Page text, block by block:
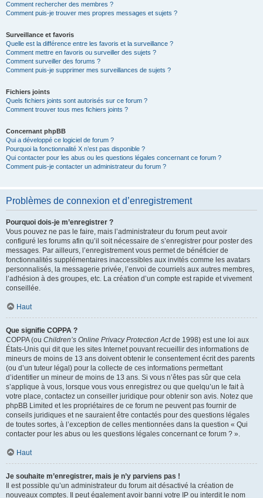
Comment rechercher des membres ?
Comment puis-je trouver mes propres messages et sujets ?
Surveillance et favoris
Quelle est la différence entre les favoris et la surveillance ?
Comment mettre en favoris ou surveiller des sujets ?
Comment surveiller des forums ?
Comment puis-je supprimer mes surveillances de sujets ?
Fichiers joints
Quels fichiers joints sont autorisés sur ce forum ?
Comment trouver tous mes fichiers joints ?
Concernant phpBB
Qui a développé ce logiciel de forum ?
Pourquoi la fonctionnalité X n’est pas disponible ?
Qui contacter pour les abus ou les questions légales concernant ce forum ?
Comment puis-je contacter un administrateur du forum ?
Problèmes de connexion et d’enregistrement
Pourquoi dois-je m’enregistrer ?
Vous pouvez ne pas le faire, mais l’administrateur du forum peut avoir
configuré les forums afin qu’il soit nécessaire de s’enregistrer pour poster des
messages. Par ailleurs, l’enregistrement vous permet de bénéficier de
fonctionnalités supplémentaires inaccessibles aux invités comme les avatars
personnalisés, la messagerie privée, l’envoi de courriels aux autres membres,
l’adhésion à des groupes, etc. La création d’un compte est rapide et vivement
conseillée.
Haut
Que signifie COPPA ?
COPPA (ou Children’s Online Privacy Protection Actde 1998) est une loi aux
États-Unis qui dit que les sites Internet pouvant recueillir des informations de
mineurs de moins de 13 ans doivent obtenir le consentement écrit des parents
(ou d’un tuteur légal) pour la collecte de ces informations permettant
d’identifier un mineur de moins de 13 ans. Si vous n’êtes pas sûr que cela
s’applique à vous, lorsque vous vous enregistrez ou que quelqu’un le fait à
votre place, contactez un conseiller juridique pour obtenir son avis. Notez que
phpBB Limited et les propriétaires de ce forum ne peuvent pas fournir de
conseils juridiques et ne sauraient être contactés pour des questions légales
de toutes sortes, à l’exception de celles mentionnées dans la question « Qui
contacter pour les abus ou les questions légales concernant ce forum ? ».
Haut
Je souhaite m’enregistrer, mais je n’y parviens pas !
Il est possible qu’un administrateur du forum ait désactivé la création de
nouveaux comptes. Il peut également avoir banni votre IP ou interdit le nom